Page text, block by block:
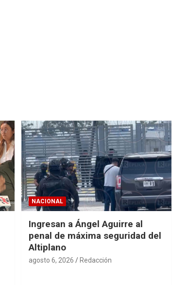
NACIONAL
Ingresan a Ángel Aguirre al
penal de máxima seguridad del
Altiplano
agosto 6, 2026 Redacción